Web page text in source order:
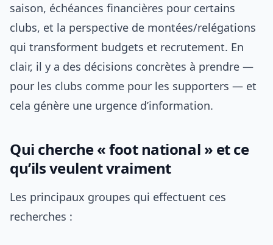
saison, échéances financières pour certains
clubs, et la perspective de montées/relégations
qui transforment budgets et recrutement. En
clair, il y a des décisions concrètes à prendre —
pour les clubs comme pour les supporters — et
cela génère une urgence d’information.
Qui cherche « foot national » et ce
qu’ils veulent vraiment
Les principaux groupes qui effectuent ces
recherches :